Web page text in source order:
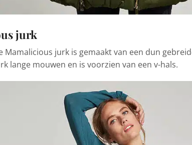
jurk
Mamalicious jurk is gemaakt van een dun
lange mouwen en is voorzien van een v-hals.